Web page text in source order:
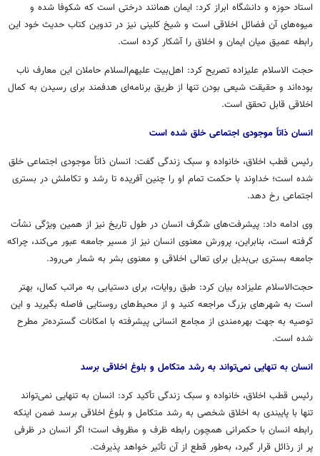
استاد حوزه و دانشگاه ابراز کرد: ایمان همانند درختی است که شکوفا شده و
میوه‌های آن فضائل اخلاقی است و شیخ کلینی نیز در تدوین کتاب حدیث خود این
رابطه عمیق میان ایمان و اخلاق را آشکار کرده است.
حجت الاسلام علیزاده تصریح کرد: اهل‌بیت علیهم‌السلام حاملان این معارف ناب
بوده‌اند و حقیقت شیعی بودن تنها از طریق برنامه‌ای هدفمند برای رسیدن به کمال
اخلاقی قابل تحقق است.
انسان ذاتاً موجودی اجتماعی خلق شده است
رئیس قطب اخلاق، خانواده و سبک زندگی گفت: انسان ذاتاً موجودی اجتماعی خلق
شده است؛ خداوند با حکمت تمام او را چنین آفریده تا رشد و تکاملش در بستری
اجتماعی رخ دهد.
وی ادامه داد: پیشرفت‌های شگرف انسان در طول تاریخ نیز از همین ویژگی نشأت
گرفته است، بنابراین، پرورش معنوی انسان نیز از مسیر جامعه عبور می‌کند، چراکه
جامعه بستری بی‌بدیل برای تعالی اخلاقی و معنوی بشر به شمار می‌رود.
حجت‌الاسلام علیزاده بیان کرد: طبق روایات، برای دستیابی به مراتب کمال، بهتر
است به شهرهای بزرگ مراجعه کنید و از محیط‌های روستایی فاصله بگیرید و این
توصیه به جهت بهره‌مندی از مجامع انسانی پیشرفته با امکانات گسترده‌تر مطرح
شده است.
انسان به تنهایی نمی‌تواند به رشد متکامل و بلوغ اخلاقی برسد
رئیس قطب اخلاق، خانواده و سبک زندگی تأکید کرد: انسان به تنهایی نمی‌تواند
تنها با پایبندی به اخلاق شخصی به رشد متکامل و بلوغ اخلاقی برسد ضمن اینکه
رابطه انسان با حکمرانی همچون رابطه ظرف و مظروف است؛ اگر انسان در ظرفی
پر از رذائل قرار گیرد، به‌طور قطع از آن تأثیر خواهد پذیرفت.